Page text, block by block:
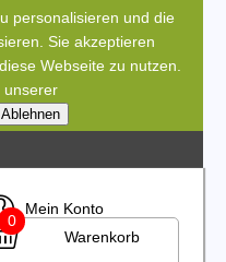
personalisieren und die
Sie akzeptieren
Webseite zu nutzen.
unserer
Ablehnen
Mein Konto
0
Warenkorb